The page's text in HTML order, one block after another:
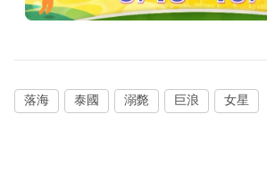
落海 泰國 溺斃 巨浪 女星